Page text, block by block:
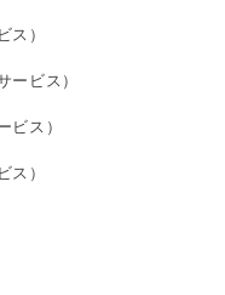
ス）
ービス）
ビス）
ス）